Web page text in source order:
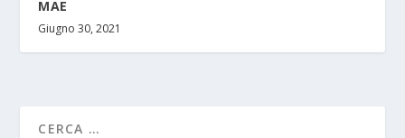
MAE
Giugno 30, 2021